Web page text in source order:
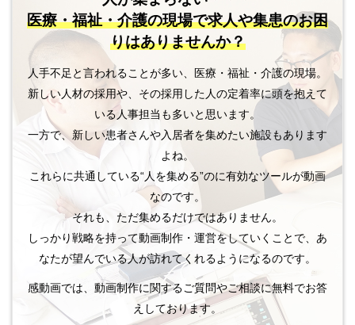
医療・福祉・介護の現場で求人や集患のお困
りはありませんか？
人手不足と言われることが多い、医療・福祉・介護の現場。
新しい人材の採用や、その採用した人の定着率に頭を抱えて
いる人事担当も多いと思います。
一方で、新しい患者さんや入居者を集めたい施設もあります
よね。
これらに共通している“人を集める”のに有効なツールが動画
なのです。
それも、ただ集めるだけではありません。
しっかり戦略を持って動画制作・運営をしていくことで、あ
なたが望んでいる人が訪れてくれるようになるのです。
感動画では、動画制作に関するご質問やご相談に無料でお答
えしております。